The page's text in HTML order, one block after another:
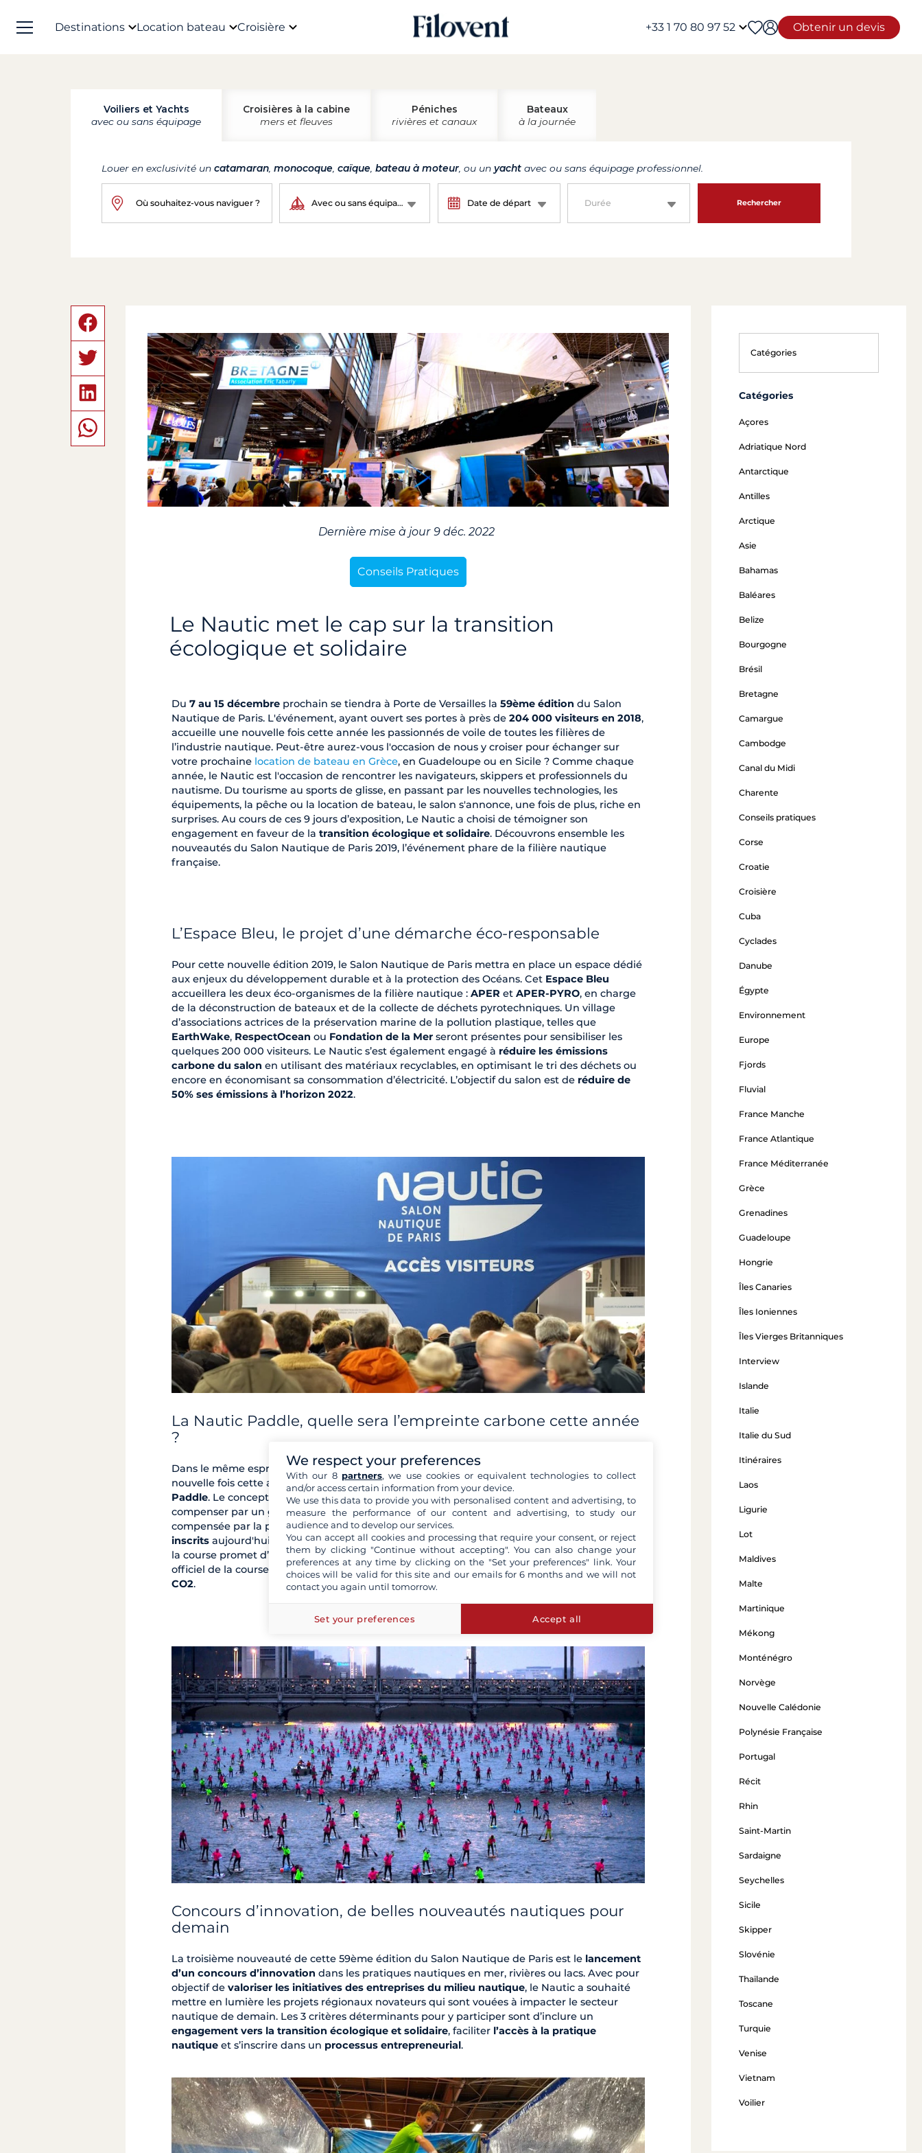
Destinations Location bateau Croisière +33 1 70 80 97 52 Obtenir un devis
Voiliers et Yachts
avec ou sans équipage
Croisières à la cabine
mers et fleuves
Péniches
rivières et canaux
Bateaux
à la journée
Louer en exclusivité un catamaran monocoque caïque bateau à moteur , ou un yacht avec ou sans équipage professionnel.
Avec ou sans équipage ? Date de départ Durée Rechercher
Dernière mise à jour 9 déc. 2022
Conseils Pratiques
Le Nautic met le cap sur la transition
écologique et solidaire
Du 7 au 15 décembre prochain se tiendra à Porte de Versailles la 59ème édition du Salon
Nautique de Paris. L'événement, ayant ouvert ses portes à près de 204 000 visiteurs en 2018,
accueille une nouvelle fois cette année les passionnés de voile de toutes les filières de
l’industrie nautique. Peut-être aurez-vous l'occasion de nous y croiser pour échanger sur
votre prochaine location de bateau en Grèce, en Guadeloupe ou en Sicile ? Comme chaque
année, le Nautic est l'occasion de rencontrer les navigateurs, skippers et professionnels du
nautisme. Du tourisme au sports de glisse, en passant par les nouvelles technologies, les
équipements, la pêche ou la location de bateau, le salon s'annonce, une fois de plus, riche en
surprises. Au cours de ces 9 jours d’exposition, Le Nautic a choisi de témoigner son
engagement en faveur de la transition écologique et solidaire. Découvrons ensemble les
nouveautés du Salon Nautique de Paris 2019, l’événement phare de la filière nautique
française.
L’Espace Bleu, le projet d’une démarche éco-responsable
Pour cette nouvelle édition 2019, le Salon Nautique de Paris mettra en place un espace dédié
aux enjeux du développement durable et à la protection des Océans. Cet Espace Bleu
accueillera les deux éco-organismes de la filière nautique : APER et APER-PYRO, en charge
de la déconstruction de bateaux et de la collecte de déchets pyrotechniques. Un village
d’associations actrices de la préservation marine de la pollution plastique, telles que
EarthWake, RespectOcean ou Fondation de la Mer seront présentes pour sensibiliser les
quelques 200 000 visiteurs. Le Nautic s’est également engagé à réduire les émissions
carbone du salon en utilisant des matériaux recyclables, en optimisant le tri des déchets ou
encore en économisant sa consommation d’électricité. L’objectif du salon est de réduire de
50% ses émissions à l’horizon 2022.
La Nautic Paddle, quelle sera l’empreinte carbone cette année
?
Dans le même esprit du respect de la planète, le Salon du Nautisme de Paris organise une
nouvelle fois cette année la plus grande course de paddle du monde sur la Seine : la
Paddle. Le concept de cette course est de mesurer l'émission carbone qu’elle produit et de la
compenser par un geste écologique. En 2018, la course a généré 87 tonnes de CO2 et a été
compensée par la plantation de 87 palétuviers en Birmanie. Avec pas moins de
inscrits aujourd'hui, dont l’ancienne miss France et très sportive bretonneLaury Thilleman,
la course promet d’être l’événement phare. Pour cette édition 2019, La Nautic et le partenaire
officiel de la course
StarBoard SUP France , prévoient de compenser
un millier de tonnes de
CO2.
Concours d’innovation, de belles nouveautés nautiques pour
demain
La troisième nouveauté de cette 59ème édition du Salon Nautique de Paris est le lancement
d’un concours d’innovation dans les pratiques nautiques en mer, rivières ou lacs. Avec pour
objectif de valoriser les initiatives des entreprises du milieu nautique, le Nautic a souhaité
mettre en lumière les projets régionaux novateurs qui sont vouées à impacter le secteur
nautique de demain. Les 3 critères déterminants pour y participer sont d’inclure un
engagement vers la transition écologique et solidaire, faciliter l’accès à la pratique
nautique et s’inscrire dans un processus entrepreneurial.
Catégories
Açores
Adriatique Nord
Antarctique
Antilles
Arctique
Asie
Bahamas
Baléares
Belize
Bourgogne
Brésil
Bretagne
Camargue
Cambodge
Canal du Midi
Charente
Conseils pratiques
Corse
Croatie
Croisière
Cuba
Cyclades
Danube
Égypte
Environnement
Europe
Fjords
Fluvial
France Manche
France Atlantique
France Méditerranée
Grèce
Grenadines
Guadeloupe
Hongrie
Îles Canaries
Îles Ioniennes
Îles Vierges Britanniques
Interview
Islande
Italie
Italie du Sud
Itinéraires
Laos
Ligurie
Lot
Maldives
Malte
Martinique
Mékong
Monténégro
Norvège
Nouvelle Calédonie
Polynésie Française
Portugal
Récit
Rhin
Saint-Martin
Sardaigne
Seychelles
Sicile
Skipper
Slovénie
Thaïlande
Toscane
Turquie
Venise
Vietnam
Voilier
We respect your preferences
With our 8 partners, we use cookies or equivalent technologies to collect
and/or access certain information from your device.
We use this data to provide you with personalised content and advertising, to
measure the performance of our content and advertising, to study our
audience and to develop our services.
You can accept all cookies and processing that require your consent, or reject
them by clicking "Continue without accepting". You can also change your
preferences at any time by clicking on the "Set your preferences" link. Your
choices will be valid for this site and our emails for 6 months and we will not
contact you again until tomorrow.
Set your preferences Accept all